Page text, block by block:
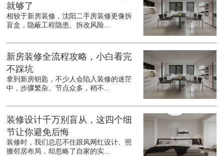
就够了
相较于新房装修，沈阳二手房装修更像拆
盲盒，隐蔽工程隐患、拆改风险...
新房装修全流程攻略，小白看完
不踩坑
拿到新房钥匙，不少人会陷入装修的迷茫
中，步骤繁杂、节点众多，稍不...
装修设计千万别盲从，这四个细
节让你避免后悔
装修时，我们总忍不住跟风网红设计、照
搬邻居布局，却忽略了自家的实...